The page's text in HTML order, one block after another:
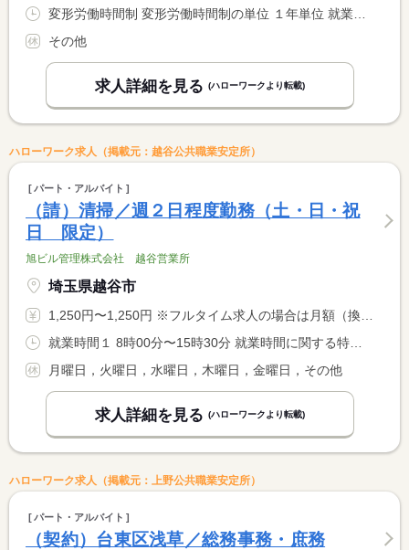
その他
求人詳細を見る (ハローワークより転載)
ハローワーク求人（掲載元：越谷公共職業安定所）
パート・アルバイト
（請）清掃／週２日程度勤務（土・日・祝
日 限定）
旭ビル管理株式会社 越谷営業所
埼玉県越谷市
1,250円〜1,250円 ※フルタイム求人の場合は月額（換算額）、パート求人の場合は時間額を表示しています。
月曜日，火曜日，水曜日，木曜日，金曜日，その他
求人詳細を見る (ハローワークより転載)
ハローワーク求人（掲載元：上野公共職業安定所）
パート・アルバイト
（契約）台東区浅草／総務事務・庶務